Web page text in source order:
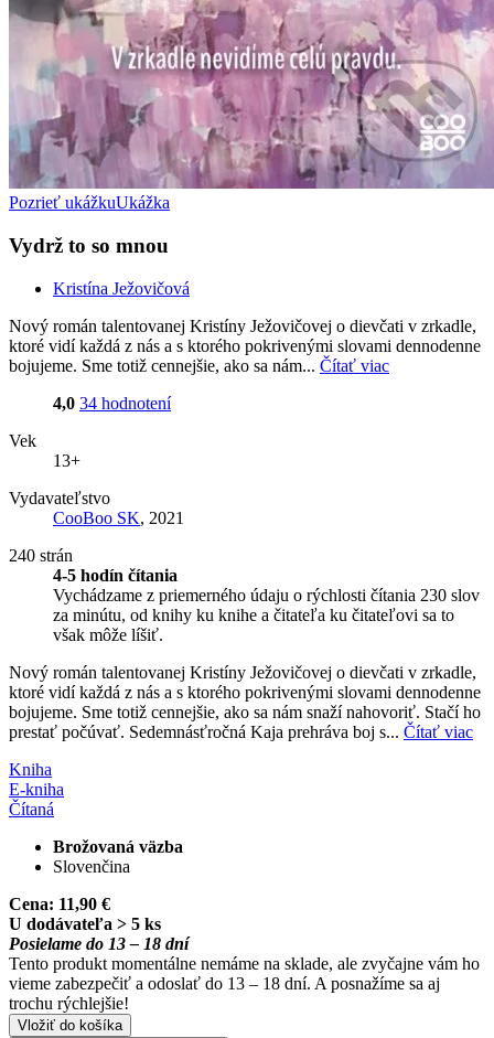
Pozrieť ukážkuUkážka
Vydrž to so mnou
Kristína Ježovičová
Nový román talentovanej Kristíny Ježovičovej o dievčati v zrkadle,
ktoré vidí každá z nás a s ktorého pokrivenými slovami dennodenne
bojujeme. Sme totiž cennejšie, ako sa nám... Čítať viac
4,0 34 hodnotení
Vek
13+
Vydavateľstvo
CooBoo SK, 2021
240 strán
4-5 hodín čítania
Vychádzame z priemerného údaju o rýchlosti čítania 230 slov
za minútu, od knihy ku knihe a čitateľa ku čitateľovi sa to
však môže líšiť.
Nový román talentovanej Kristíny Ježovičovej o dievčati v zrkadle,
ktoré vidí každá z nás a s ktorého pokrivenými slovami dennodenne
bojujeme. Sme totiž cennejšie, ako sa nám snaží nahovoriť. Stačí ho
prestať počúvať. Sedemnásťročná Kaja prehráva boj s... Čítať viac
Kniha
E-kniha
Čítaná
Brožovaná väzba
Slovenčina
Cena: 11,90 €
U dodávateľa > 5 ks
Posielame do 13 – 18 dní
Tento produkt momentálne nemáme na sklade, ale zvyčajne vám ho
vieme zabezpečiť a odoslať do 13 – 18 dní. A posnažíme sa aj
trochu rýchlejšie!
Vložiť do košíka